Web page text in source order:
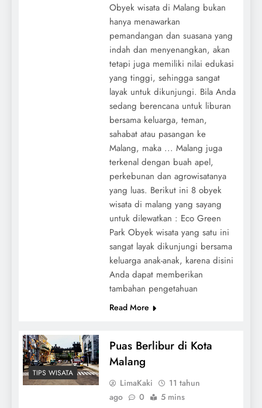
Obyek wisata di Malang bukan
hanya menawarkan
pemandangan dan suasana yang
indah dan menyenangkan, akan
tetapi juga memiliki nilai edukasi
yang tinggi, sehingga sangat
layak untuk dikunjungi. Bila Anda
sedang berencana untuk liburan
bersama keluarga, teman,
sahabat atau pasangan ke
Malang, maka ... Malang juga
terkenal dengan buah apel,
perkebunan dan agrowisatanya
yang luas. Berikut ini 8 obyek
wisata di malang yang sayang
untuk dilewatkan : Eco Green
Park Obyek wisata yang satu ini
sangat layak dikunjungi bersama
keluarga anak-anak, karena disini
Anda dapat memberikan
tambahan pengetahuan
Read More
TIPS WISATA
Puas Berlibur di Kota
Malang
LimaKaki
11 tahun
ago
0 5 mins